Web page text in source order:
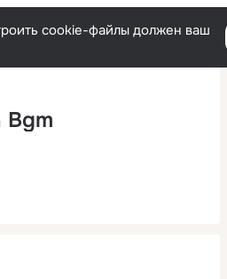
Русский
cookie-файлы должен ваш
Bgm